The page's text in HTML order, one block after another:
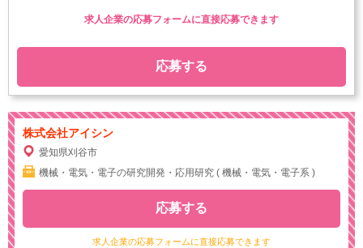
応募する
求人企業の応募フォームに直接応募できます
株式会社アイシン
愛知県刈谷市
機械・電気・電子の研究開発・応用研究 ( 機械・電気・電子系 )
求人企業の応募フォームに直接応募できます
応募する